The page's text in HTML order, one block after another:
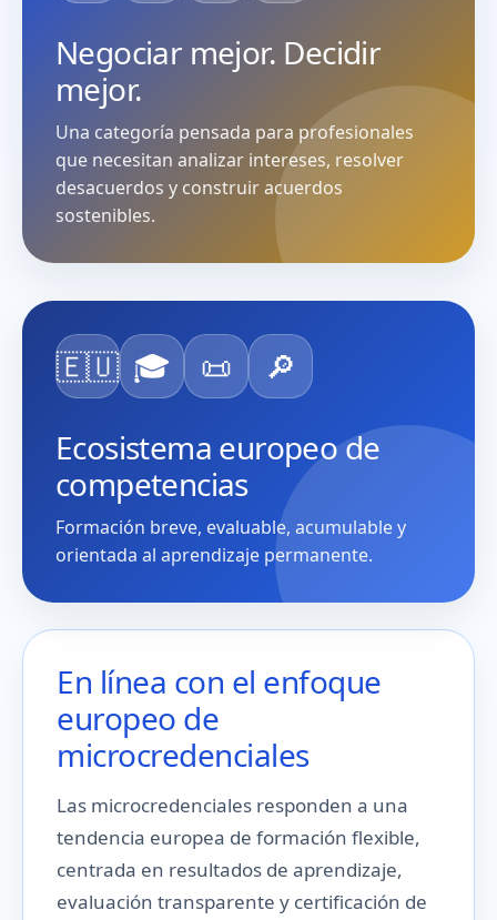
Negociar mejor. Decidir
mejor.
Una categoría pensada para profesionales
que necesitan analizar intereses, resolver
desacuerdos y construir acuerdos
sostenibles.
🇪🇺 🎓 📜
🔎
Ecosistema europeo de
competencias
Formación breve, evaluable, acumulable y
orientada al aprendizaje permanente.
En línea con el enfoque
europeo de
microcredenciales
Las microcredenciales responden a una
tendencia europea de formación flexible,
centrada en resultados de aprendizaje,
evaluación transparente y certificación de